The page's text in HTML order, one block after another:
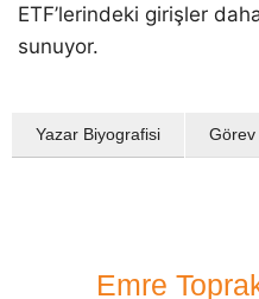
ETF’lerindeki girişler
sunuyor.
Yazar Biyografisi Görev
Emre